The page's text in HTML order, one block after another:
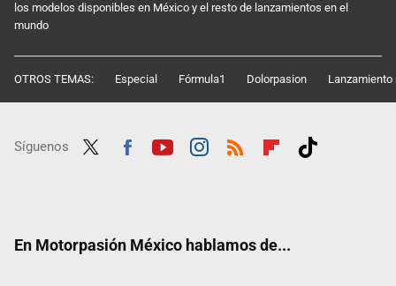
los modelos disponibles en México y el resto de lanzamientos en el
mundo
OTROS TEMAS: Especial Fórmula1 Dolorpasion Lanzamiento
Síguenos
En Motorpasión México hablamos de...